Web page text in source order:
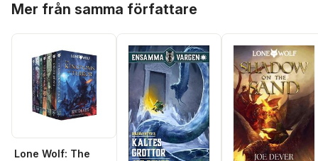
Mer från samma författare
Lone Wolf: The